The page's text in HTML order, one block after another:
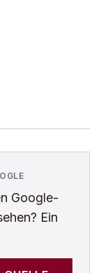
Google-
Ein